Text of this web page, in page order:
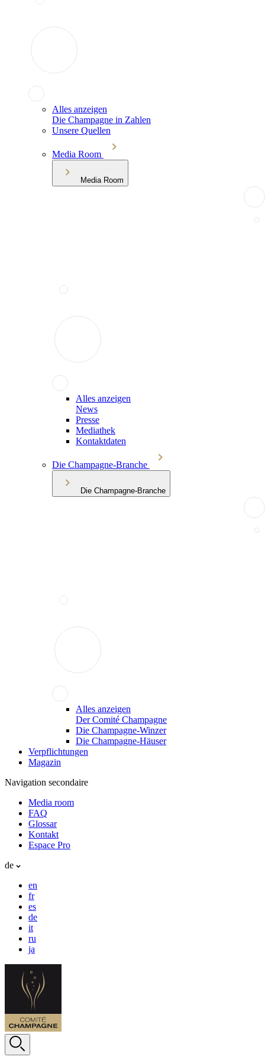
Alles anzeigen
Die Champagne in Zahlen
Unsere Quellen
Media Room
Media Room
Alles anzeigen
News
Presse
Mediathek
Kontaktdaten
Die Champagne-Branche
Die Champagne-Branche
Alles anzeigen
Der Comité Champagne
Die Champagne-Winzer
Die Champagne-Häuser
Verpflichtungen
Magazin
Navigation secondaire
Media room
FAQ
Glossar
Kontakt
Espace Pro
de
en
fr
es
de
it
ru
ja